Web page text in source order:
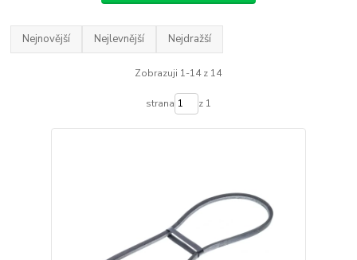
Nejnovější Nejlevnější Nejdražší
Zobrazuji 1-14 z 14
strana z 1